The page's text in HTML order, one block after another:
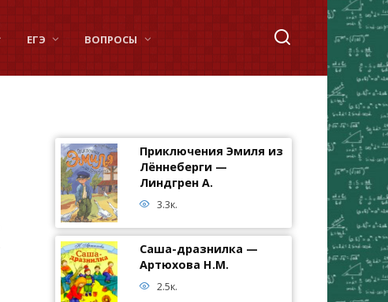
ЕГЭ ВОПРОСЫ
Приключения Эмиля из
Лённеберги —
Линдгрен А.
3.3к.
Саша-дразнилка —
Артюхова Н.М.
2.5к.